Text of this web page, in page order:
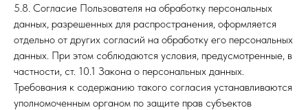
5.8. Согласие Пользователя на обработку персональных
данных, разрешенных для распространения, оформляется
отдельно от других согласий на обработку его персональных
данных. При этом соблюдаются условия, предусмотренные, в
частности, ст. 10.1 Закона о персональных данных.
Требования к содержанию такого согласия устанавливаются
уполномоченным органом по защите прав субъектов